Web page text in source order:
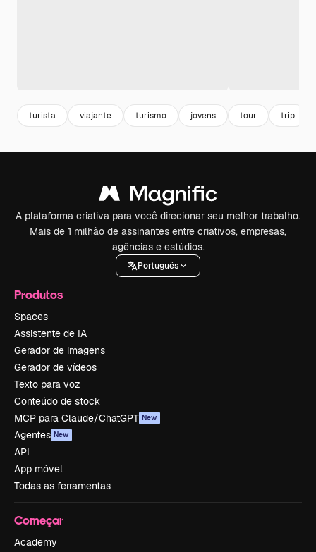
turista viajante turismo jovens tour trip
A plataforma criativa para você direcionar seu melhor trabalho.
Mais de 1 milhão de assinantes entre criativos, empresas,
agências e estúdios.
Português
Produtos
Spaces
Assistente de IA
Gerador de imagens
Gerador de vídeos
Texto para voz
Conteúdo de stock
MCP para Claude/ChatGPT New
Agentes New
API
App móvel
Todas as ferramentas
Começar
Academy